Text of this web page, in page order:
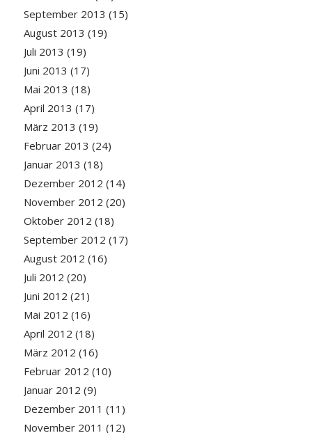
September 2013 (15)
August 2013 (19)
Juli 2013 (19)
Juni 2013 (17)
Mai 2013 (18)
April 2013 (17)
März 2013 (19)
Februar 2013 (24)
Januar 2013 (18)
Dezember 2012 (14)
November 2012 (20)
Oktober 2012 (18)
September 2012 (17)
August 2012 (16)
Juli 2012 (20)
Juni 2012 (21)
Mai 2012 (16)
April 2012 (18)
März 2012 (16)
Februar 2012 (10)
Januar 2012 (9)
Dezember 2011 (11)
November 2011 (12)